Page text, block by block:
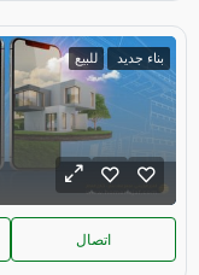
بناء جديد للبيع
اتصال